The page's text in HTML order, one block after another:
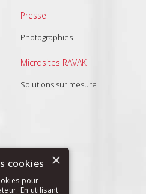
Presse
Photographies
Microsites RAVAK
Solutions sur mesure
×
cookies
pour
En utilisant